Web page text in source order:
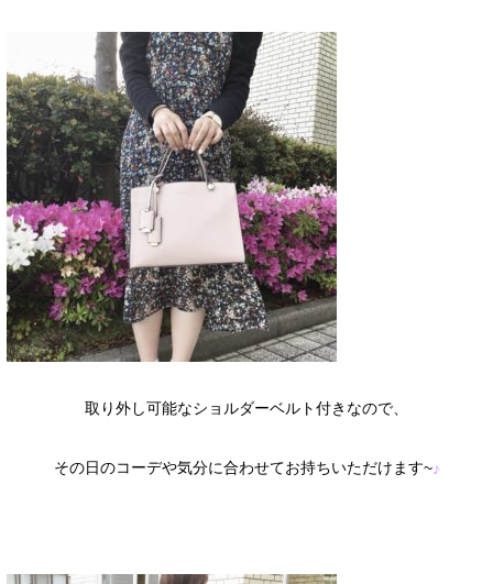
取り外し可能なショルダーベルト付きなので、
その日のコーデや気分に合わせてお持ちいただけます~♪